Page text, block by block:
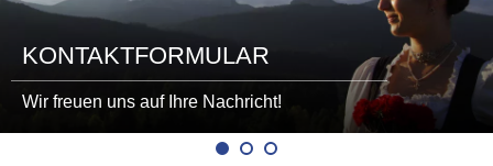
KONTAKTFORMULAR
Wir freuen uns auf Ihre Nachricht!